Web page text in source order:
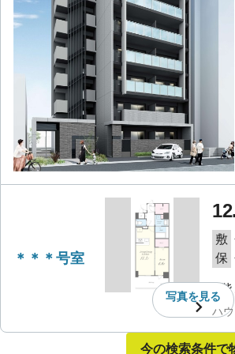
＊＊＊号室
写真を見る
敷
保
2階
ハ
今の検索条件で